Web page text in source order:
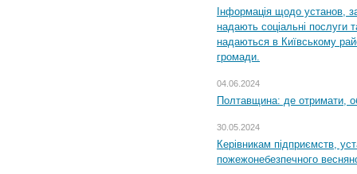
Інформація щодо установ,
надають соціальні послуги
надаються в Київському
громади.
04.06.2024
Полтавщина: де отримати,
30.05.2024
Керівникам підприємств,
пожежонебезпечного